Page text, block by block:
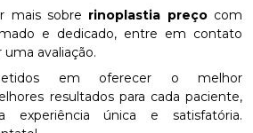
mais sobre rinoplastia preçocom
e dedicado, entre em contato
avaliação.
em oferecer o melhor
resultados para cada paciente,
experiência única e satisfatória.